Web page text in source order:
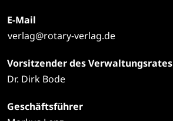
E-Mail
verlag@rotary-verlag.de
Vorsitzender des Verwaltungsrates
Dr. Dirk Bode
Geschäftsführer